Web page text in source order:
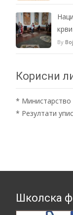
крви
By
Корисни
* Министарство
* Резултати
Школска